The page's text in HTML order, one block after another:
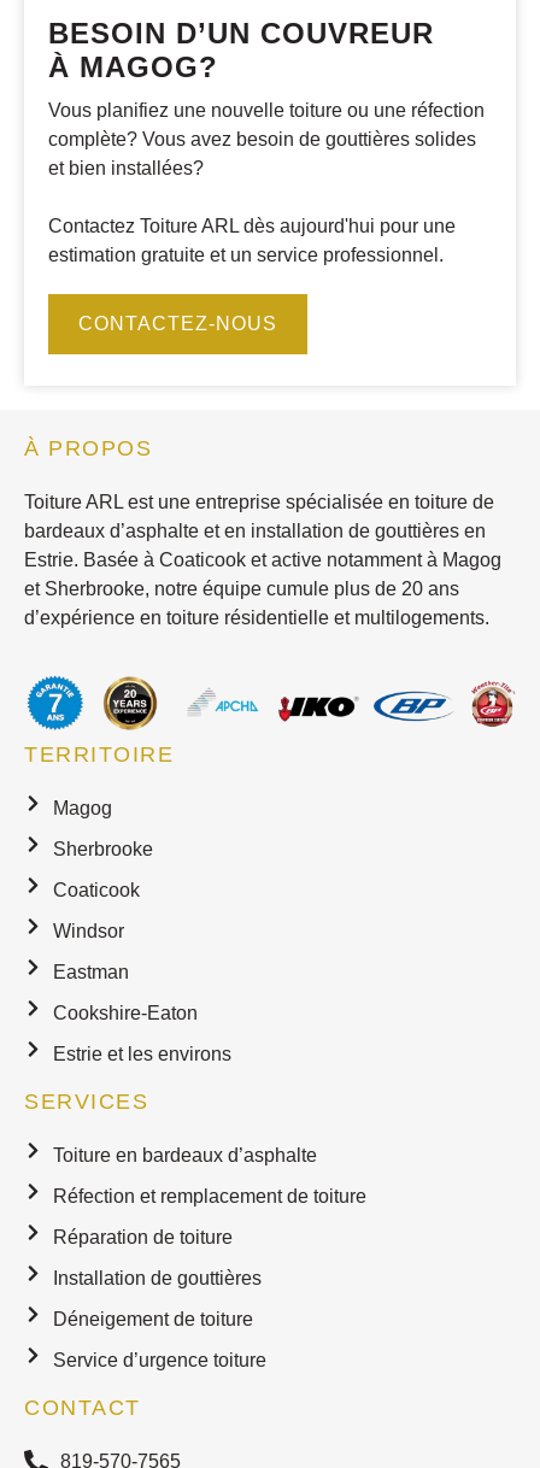
BESOIN D’UN COUVREUR
À MAGOG?
Vous planifiez une nouvelle toiture ou une réfection
complète? Vous avez besoin de gouttières solides
et bien installées?
Contactez Toiture ARL dès aujourd'hui pour une
estimation gratuite et un service professionnel.
CONTACTEZ-NOUS
À PROPOS
Toiture ARL est une entreprise spécialisée en toiture de
bardeaux d’asphalte et en installation de gouttières en
Estrie. Basée à Coaticook et active notamment à Magog
et Sherbrooke, notre équipe cumule plus de 20 ans
d’expérience en toiture résidentielle et multilogements.
TERRITOIRE
Magog
Sherbrooke
Coaticook
Windsor
Eastman
Cookshire-Eaton
Estrie et les environs
SERVICES
Toiture en bardeaux d’asphalte
Réfection et remplacement de toiture
Réparation de toiture
Installation de gouttières
Déneigement de toiture
Service d’urgence toiture
CONTACT
819-570-7565